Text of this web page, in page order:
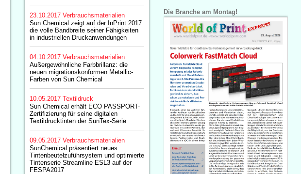
23.10.2017 Verbrauchsmaterialien
Sun Chemical zeigt auf der InPrint 2017
die volle Bandbreite seiner Fähigkeiten
in industriellen Druckanwendungen
04.10.2017 Verbrauchsmaterialien
Außergewöhnliche Farbbrillanz: die
neuen migrationskonformen Metallic-
Farben von Sun Chemical
10.05.2017 Textildruck
Sun Chemical erhält ECO PASSPORT-
Zertifizierung für seine digitalen
Textildrucktinten der SunTex-Serie
09.05.2017 Verbrauchsmaterialien
SunChemical präsentiert neues
Tintenbeutelzuführsystem und optimierte
Tintenserie Streamline ESL3 auf der
FESPA2017
Die Branche am Montag!